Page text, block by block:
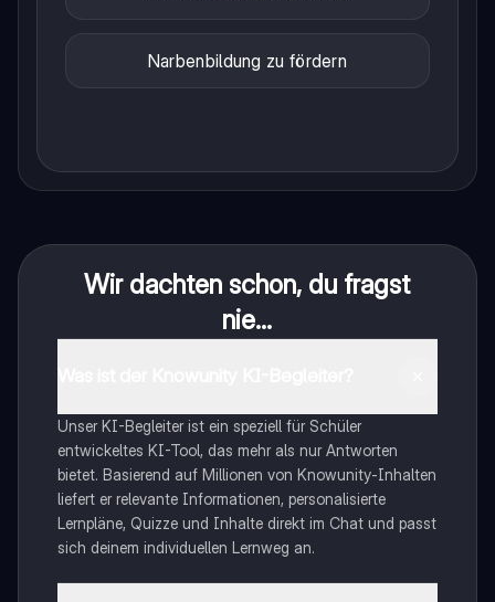
Narbenbildung zu fördern
Wir dachten schon, du fragst
nie...
Unser KI-Begleiter ist ein speziell für Schüler
entwickeltes KI-Tool, das mehr als nur Antworten
bietet. Basierend auf Millionen von Knowunity-Inhalten
liefert er relevante Informationen, personalisierte
Lernpläne, Quizze und Inhalte direkt im Chat und passt
sich deinem individuellen Lernweg an.